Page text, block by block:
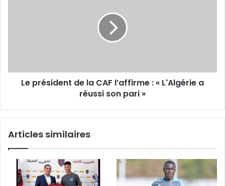
réussi
Le président de la CAF l’affirme : « L'Algérie a
réussi son pari »
Articles similaires